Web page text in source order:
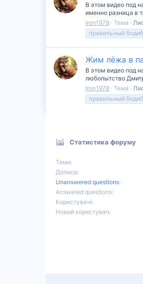
В этом видео под
именно разница в
Iron1978 Тема
правильный
Жим лёжа в
В этом видео под
любопытство
Iron1978 Тема
правильный
Статистика форуму
Теми
Дописи
Unanswered questions
Answered questions
Користувачі
Новий користувач